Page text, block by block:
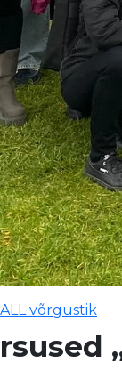
võrgustik